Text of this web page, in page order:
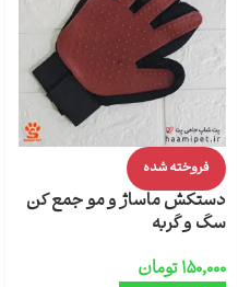
فروخته شده
دستکش ماساژ و مو جمع کن
سگ و گربه
۱۵۰,۰۰۰تومان